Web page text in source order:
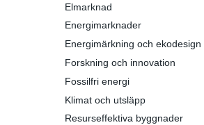
Elmarknad
Energimarknader
Energimärkning och ekodesign
Forskning och innovation
Fossilfri energi
Klimat och utsläpp
Resurseffektiva byggnader